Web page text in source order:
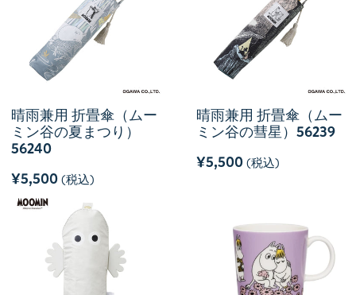
晴雨兼用 折畳傘（ムー
ミン谷の夏まつり）
56240
¥5,500 (税込)
晴雨兼用 折畳傘（ムー
ミン谷の彗星）56239
¥5,500 (税込)